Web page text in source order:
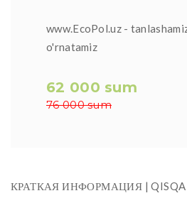
www.EcoPol.uz -
o'rnatamiz
62 000 sum
76 000 sum
КРАТКАЯ ИНФОРМАЦИЯ | QISQA